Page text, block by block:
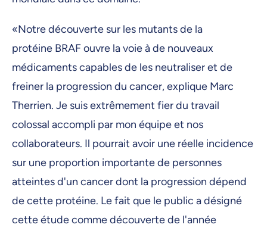
«Notre découverte sur les mutants de la
protéine BRAF ouvre la voie à de nouveaux
médicaments capables de les neutraliser et de
freiner la progression du cancer, explique Marc
Therrien. Je suis extrêmement fier du travail
colossal accompli par mon équipe et nos
collaborateurs. Il pourrait avoir une réelle incidence
sur une proportion importante de personnes
atteintes d'un cancer dont la progression dépend
de cette protéine. Le fait que le public a désigné
cette étude comme découverte de l'année